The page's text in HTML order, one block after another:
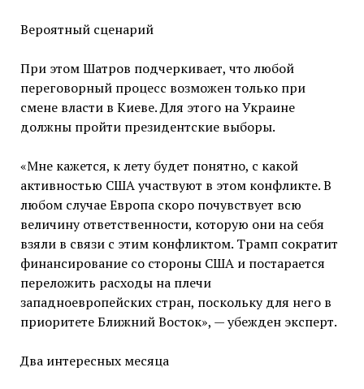
Вероятный сценарий
При этом Шатров подчеркивает, что любой
переговорный процесс возможен только при
смене власти в Киеве. Для этого на Украине
должны пройти президентские выборы.
«Мне кажется, к лету будет понятно, с какой
активностью США участвуют в этом конфликте. В
любом случае Европа скоро почувствует всю
величину ответственности, которую они на себя
взяли в связи с этим конфликтом. Трамп сократит
финансирование со стороны США и постарается
переложить расходы на плечи
западноевропейских стран, поскольку для него в
приоритете Ближний Восток», — убежден эксперт.
Два интересных месяца